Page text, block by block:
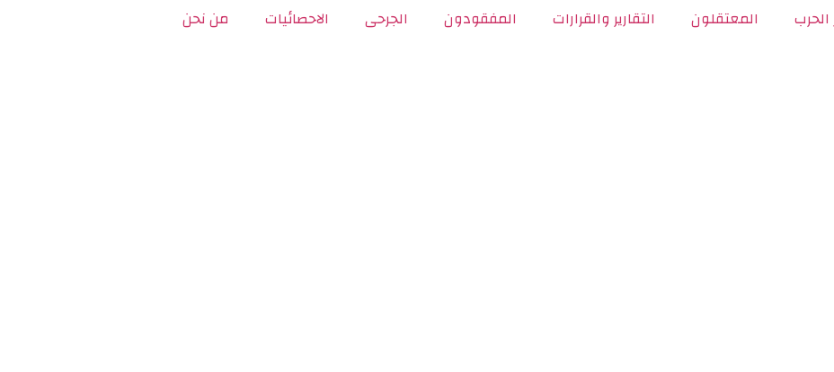
الحرب المعتقلون التقارير والقرارات المفقودون الجرحى الاحصائيات من نحن